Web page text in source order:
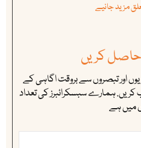
مزید جانیے
کریں
اور تبصروں سے بروقت اگاہی کے
کریں. ہمارے سبسکرائبرز کی تعداد
میں ہے